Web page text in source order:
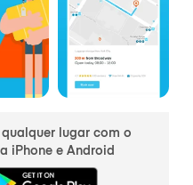
lugar com o
iPhone e Android